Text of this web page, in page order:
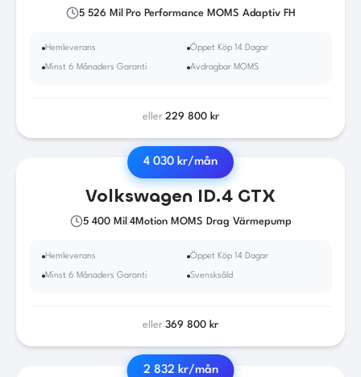
5 526 Mil Pro Performance MOMS Adaptiv FH
Hemleverans Öppet Köp 14 Dagar
Minst 6 Månaders Garanti Avdragbar MOMS
eller 229 800kr
4 030 kr/mån
Volkswagen ID.4 GTX
5 400Mil 4Motion MOMS Drag Värmepump
Hemleverans Öppet Köp 14 Dagar
Minst 6 Månaders Garanti Svensksåld
eller 369 800 kr
2 832 kr/mån